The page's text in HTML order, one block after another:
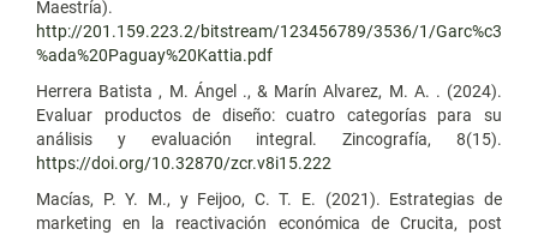
Maestría).
http://201.159.223.2/bitstream/123456789/3536/1/Garc%c3
%ada%20Paguay%20Kattia.pdf
Herrera Batista , M. Ángel ., & Marín Alvarez, M. A. . (2024).
Evaluar productos de diseño: cuatro categorías para su
análisis y evaluación integral. Zincografía, 8(15).
https://doi.org/10.32870/zcr.v8i15.222
Macías, P. Y. M., y Feijoo, C. T. E. (2021). Estrategias de
marketing en la reactivación económica de Crucita, post